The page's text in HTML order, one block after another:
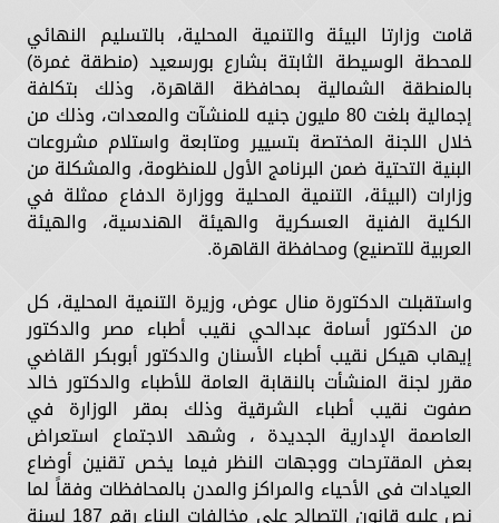
قامت وزارتا البيئة والتنمية المحلية، بالتسليم النهائي
للمحطة الوسيطة الثابتة بشارع بورسعيد (منطقة غمرة)
بالمنطقة الشمالية بمحافظة القاهرة، وذلك بتكلفة
إجمالية بلغت 80 مليون جنيه للمنشآت والمعدات، وذلك من
خلال اللجنة المختصة بتسيير ومتابعة واستلام مشروعات
البنية التحتية ضمن البرنامج الأول للمنظومة، والمشكلة من
وزارات (البيئة، التنمية المحلية ووزارة الدفاع ممثلة في
الكلية الفنية العسكرية والهيئة الهندسية، والهيئة
العربية للتصنيع) ومحافظة القاهرة.
واستقبلت الدكتورة منال عوض، وزيرة التنمية المحلية، كل
من الدكتور أسامة عبدالحي نقيب أطباء مصر والدكتور
إيهاب هيكل نقيب أطباء الأسنان والدكتور أبوبكر القاضي
مقرر لجنة المنشأت بالنقابة العامة للأطباء والدكتور خالد
صفوت نقيب أطباء الشرقية وذلك بمقر الوزارة في
العاصمة الإدارية الجديدة ، وشهد الاجتماع استعراض
بعض المقترحات ووجهات النظر فيما يخص تقنين أوضاع
العيادات فى الأحياء والمراكز والمدن بالمحافظات وفقاً لما
نص عليه قانون التصالح علي مخالفات البناء رقم 187 لسنة